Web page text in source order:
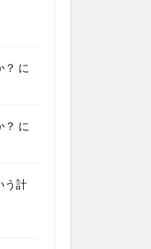
？ に
？ に
う計